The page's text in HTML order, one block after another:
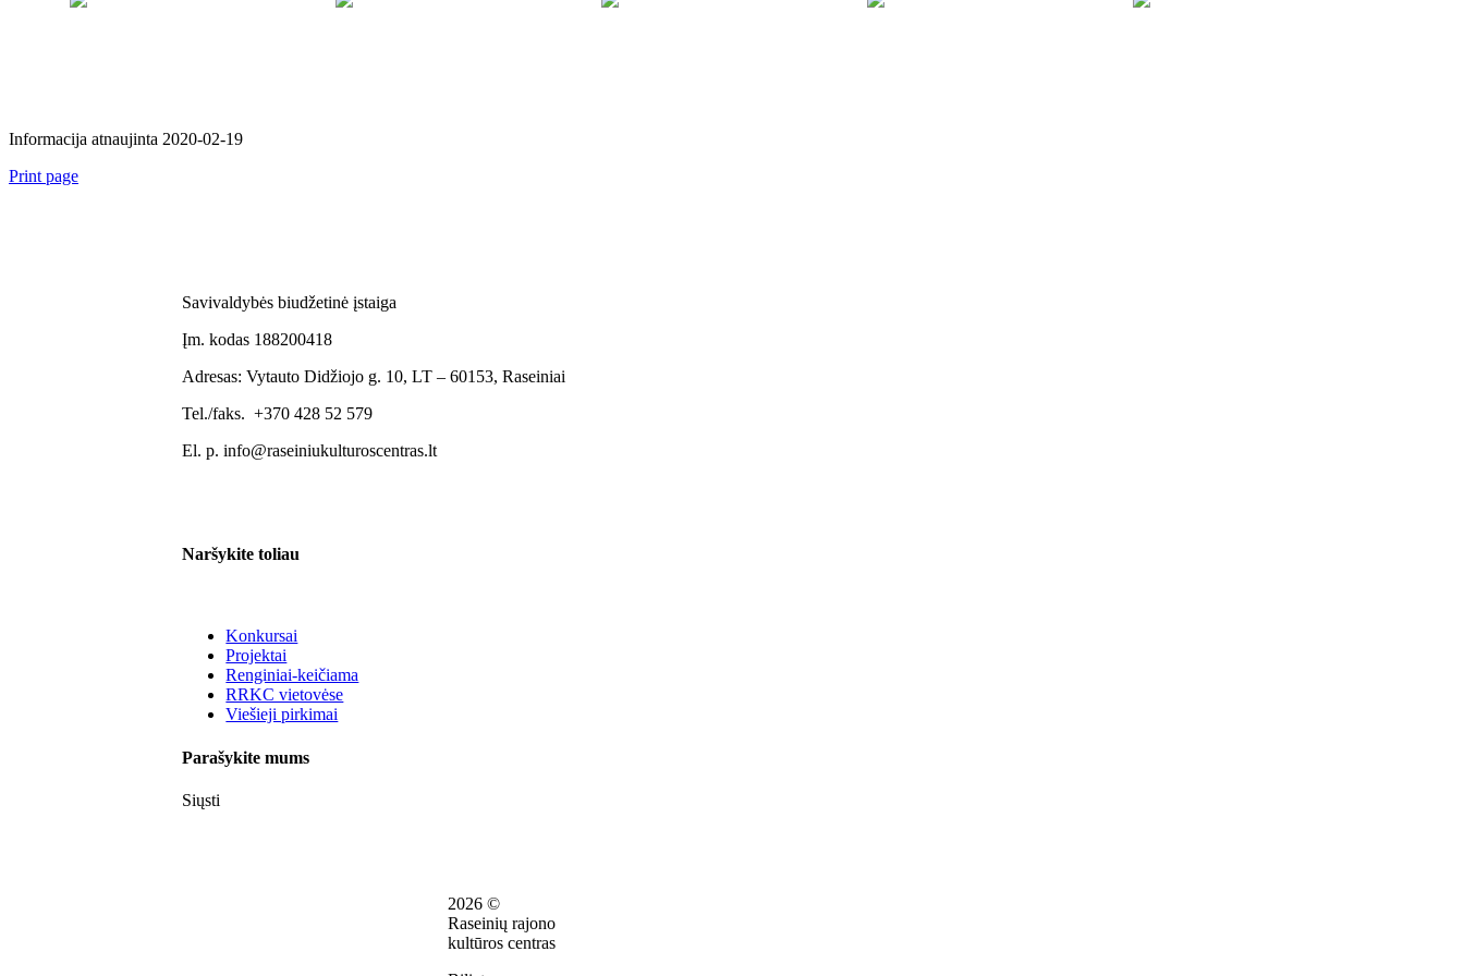
Informacija atnaujinta 2020-02-19
Print page
Savivaldybės biudžetinė įstaiga
Įm. kodas 188200418
Adresas: Vytauto Didžiojo g. 10, LT – 60153, Raseiniai
Tel./faks. +370 428 52 579
El. p. info@raseiniukulturoscentras.lt
Naršykite toliau
Konkursai
Projektai
Renginiai-keičiama
RRKC vietovėse
Viešieji pirkimai
Parašykite mums
Siųsti
2026 ©
Raseinių rajono
kultūros centras